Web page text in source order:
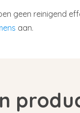
geen reinigend
aan.